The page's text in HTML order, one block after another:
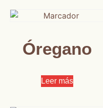
Óregano
Leer más